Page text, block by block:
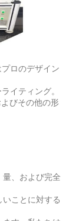
ロのデザイン
イティング。
びその他の形
、および完全
ことに対する